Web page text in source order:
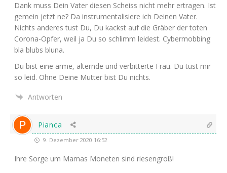
Dank muss Dein Vater die­sen Scheiss nicht mehr ertra­gen. Ist
gemein jetzt ne? Da instru­men­ta­li­sie­re ich Dei­nen Vater.
Nichts ande­res tust Du, Du kackst auf die Grä­ber der toten
Coro­na-Opfer, weil ja Du so schlimm lei­dest. Cyber­mob­bing
bla blubs bluna.
Du bist eine arme, altern­de und ver­bit­ter­te Frau. Du tust mir
so leid. Ohne Dei­ne Mut­ter bist Du nichts.
Antworten
Pianca
9. Dezember 2020 16:52
Ihre Sor­ge um Mamas Mone­ten sind riesengroß!